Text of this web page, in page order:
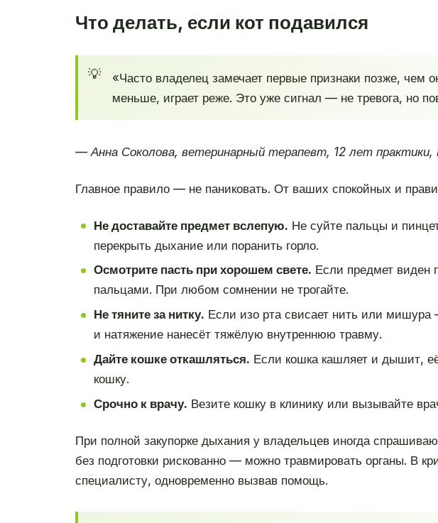
Что делать, если кот подавился
«Часто владелец замечает первые признаки позже, чем
меньше, играет реже. Это уже сигнал — не тревога, но
— Анна Соколова, ветеринарный терапевт, 12 лет
Главное правило — не паниковать. От ваших спокойных и
Не доставайте предмет вслепую. Не суйте пальцы и
перекрыть дыхание или поранить горло.
Осмотрите пасть при хорошем свете. Если предмет виден
пальцами. При любом сомнении не трогайте.
Не тяните за нитку. Если изо рта свисает нить или мишура
и натяжение нанесёт тяжёлую внутреннюю травму.
Дайте кошке откашляться. Если кошка кашляет и дышит,
кошку.
Срочно к врачу. Везите кошку в клинику или вызывайте
При полной закупорке дыхания у владельцев иногда
без подготовки рискованно — можно травмировать органы. В
специалисту, одновременно вызвав помощь.